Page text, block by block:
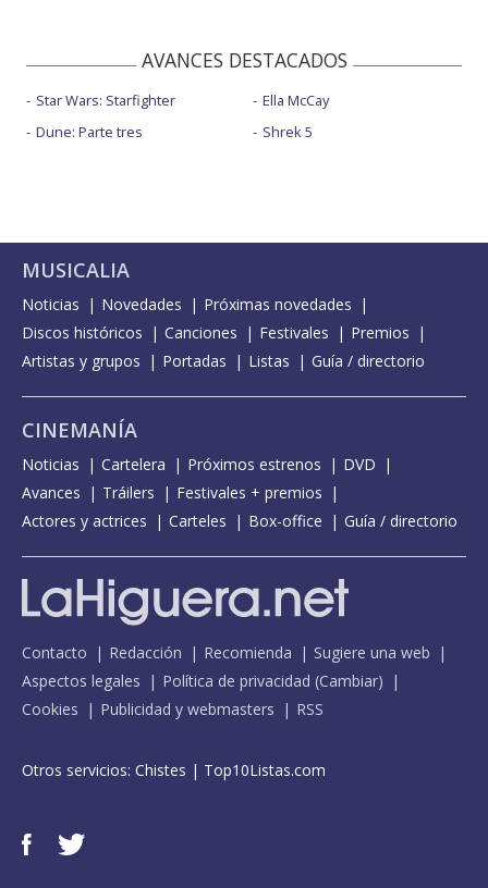
AVANCES DESTACADOS
Star Wars: Starfighter
Dune: Parte tres
Ella McCay
Shrek 5
MUSICALIA
Noticias Novedades
Próximas novedades
Discos históricos
Canciones Festivales
Premios
Artistas y grupos
Portadas Listas Guía / directorio
CINEMANÍA
Noticias Cartelera Próximos estrenos
DVD
Avances
Tráilers
Festivales + premios
Actores y actrices
Carteles Box-office Guía / directorio
Contacto Redacción Recomienda
Sugiere una web
Aspectos legales
Política de privacidad (Cambiar)
Cookies
Publicidad y webmasters RSS
Otros servicios: Chistes | Top10Listas.com